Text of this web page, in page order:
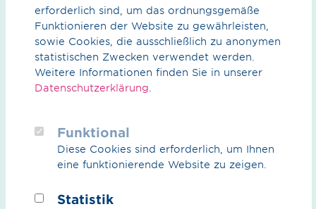
weiter. Klar für ihn war aber auch: Wenn wir heute nicht
mit konkreten Projekten die nächsten Schritte gehen,
werden wir die Klimaziele nicht erreichen.
Pressemitteilung zum Energiepolitischen Dialog 2019
erforderlich sind, um das ordnungsgemäße
Funktionieren der Website zu gewährleisten,
sowie Cookies, die ausschließlich zu anonymen
statistischen Zwecken verwendet werden.
Weitere Informationen finden Sie in unserer
Datenschutzerklärung
Funktional
Diese Cookies sind erforderlich, um Ihnen
eine funktionierende Website zu zeigen.
Statistik